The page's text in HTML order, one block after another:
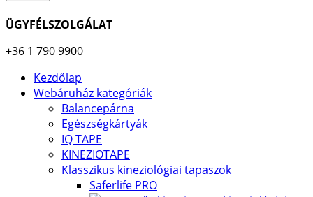
ÜGYFÉLSZOLGÁLAT
+36 1 790 9900
Kezdőlap
Webáruház kategóriák
Balancepárna
Egészségkártyák
IQ TAPE
KINEZIOTAPE
Klasszikus kineziológiai tapaszok
Saferlife PRO